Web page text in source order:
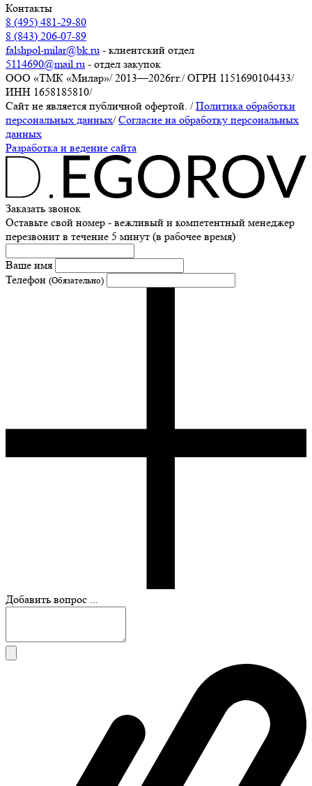
Контакты
8 (495) 481-29-80
8 (843) 206-07-89
falshpol-milar@bk.ru - клиентский отдел
5114690@mail.ru - отдел закупок
ООО «ТМК «Милар»/ 2013—2026гг./ОГРН 1151690104433/
ИНН 1658185810/
Сайт не является публичной офертой. / Политика обработки
персональных данных/ Согласие на обработку персональных
данных
Разработка и ведение сайта
Заказать звонок
Оставьте свой номер - вежливый и компетентный менеджер
перезвонит в течение 5 минут (в рабочее время)
Ваше имя
Телефон (Обязательно)
Добавить вопрос ...